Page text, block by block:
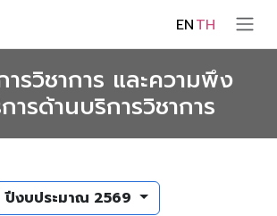
ENTH
รวิชาการ และความพึง
ารด้านบริการวิชาการ
ปีงบประมาณ 2569